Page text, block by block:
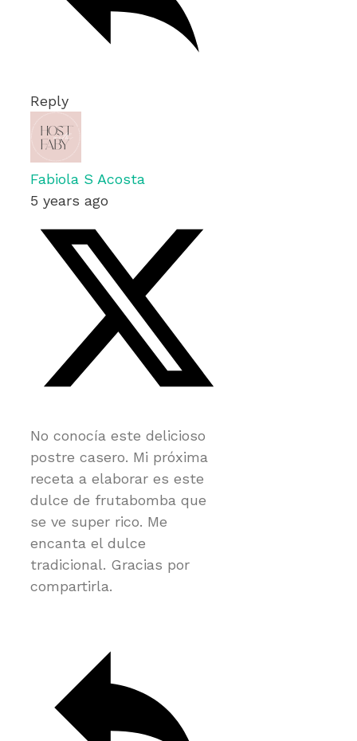
Reply
Fabiola S Acosta
5 years ago
No conocía este delicioso
postre casero. Mi próxima
receta a elaborar es este
dulce de frutabomba que
se ve super rico. Me
encanta el dulce
tradicional. Gracias por
compartirla.